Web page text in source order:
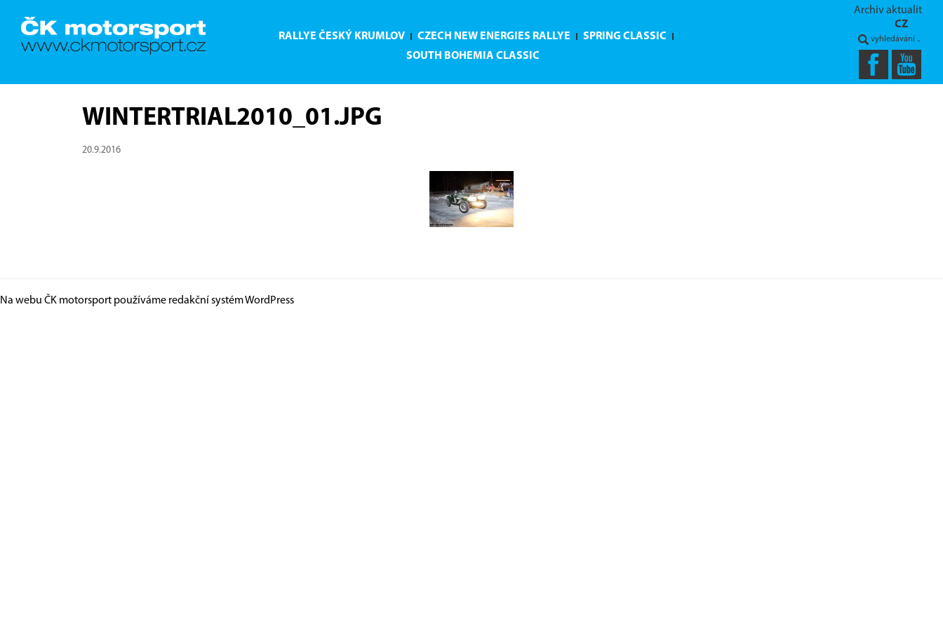
RALLYE ČESKÝ KRUMLOV CZECH NEW ENERGIES RALLYE
SPRING CLASSIC
SOUTH BOHEMIA CLASSIC
Archiv aktualit
CZ
WINTERTRIAL2010_01.JPG
20.9.2016
Na webu ČK motorsport používáme redakční systémWordPress